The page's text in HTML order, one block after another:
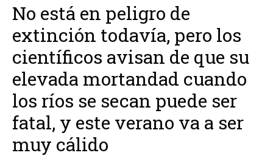
No está en peligro de
extinción todavía, pero los
científicos avisan de que su
elevada mortandad cuando
los ríos se secan puede ser
fatal, y este verano va a ser
muy cálido